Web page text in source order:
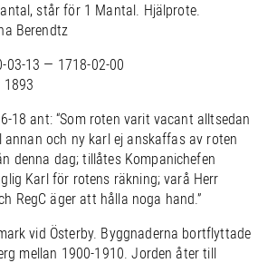
står för 1 Mantal. Hjälprote.
Berendtz
03-13 — 1718-02-00
1893
18 ant: “Som roten varit vacant alltsedan
annan och ny karl ej anskaffas av roten
denna dag; tillåtes Kompanichefen
Karl för rotens räkning; varå Herr
RegC äger att hålla noga hand.”
vid Österby. Byggnaderna bortflyttade
mellan 1900-1910. Jorden åter till